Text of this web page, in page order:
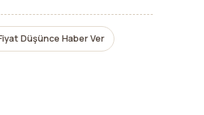
Düşünce Haber Ver